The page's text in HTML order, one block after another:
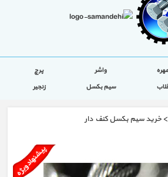
واشر
پرچ
سیم بکسل زنجیر
> خرید سیم بکسل کنف دار